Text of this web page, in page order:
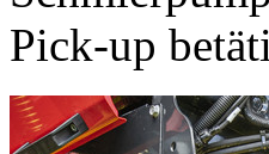
Pick-up